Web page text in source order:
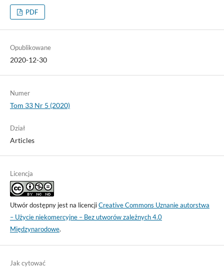
PDF
Opublikowane
2020-12-30
Numer
Tom 33 Nr 5 (2020)
Dział
Articles
Licencja
Utwór dostępny jest na licencjiCreative Commons Uznanie autorstwa
– Użycie niekomercyjne – Bez utworów zależnych 4.0
Międzynarodowe.
Jak cytować